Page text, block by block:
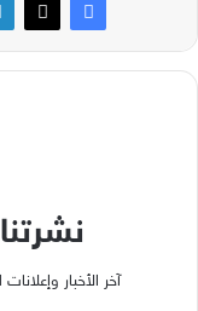
آخر الأخبار